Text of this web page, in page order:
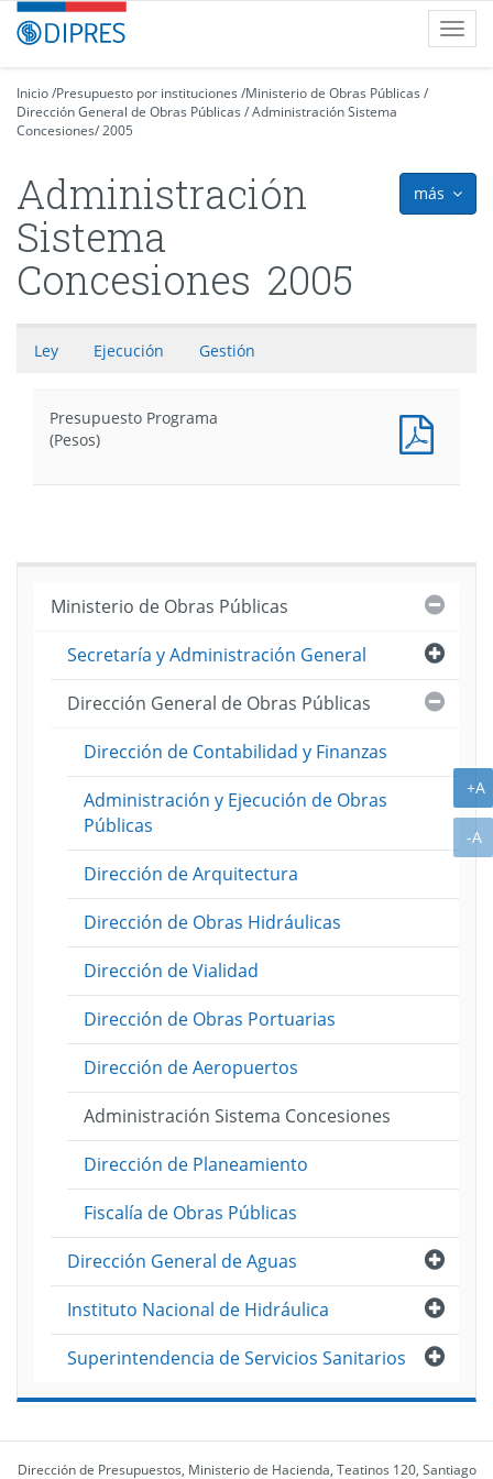
Contenido
principalDIPRES
-
de
Presupuestos
Inicio/Presupuesto por instituciones /Ministerio de Obras Públicas /
Dirección General de Obras Públicas /Administración Sistema
Concesiones/2005
más
Administración
Sistema
Concesiones 2005
Ley Ejecución Gestión
Presupuesto Programa
(Pesos)
Ministerio de Obras Públicas
Abrir
Secretaría y Administración General
Dirección General de Obras Públicas
Dirección de Contabilidad y Finanzas
Administración y Ejecución de Obras
Públicas
Dirección de Arquitectura
Dirección de Obras Hidráulicas
Dirección de Vialidad
Dirección de Obras Portuarias
Dirección de Aeropuertos
Administración Sistema Concesiones
Dirección de Planeamiento
Fiscalía de Obras Públicas
Abrir
Dirección General de Aguas
Abrir
Instituto Nacional de Hidráulica
Abrir
Superintendencia de Servicios Sanitarios
Dirección de Presupuestos, Ministerio de Hacienda, Teatinos 120, Santiago
+A
-A